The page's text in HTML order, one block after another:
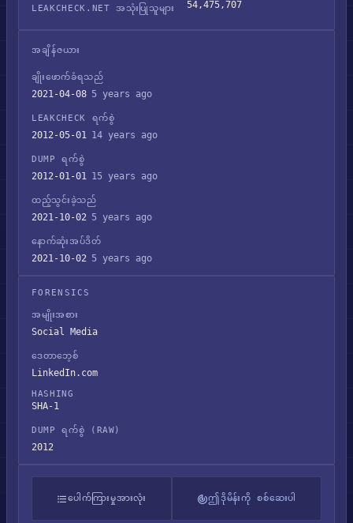
LEAKCHECK.NET အသုံးပြုသူများ 54,475,707
အချိန်ဇယား
ချိုးဖောက်ခံရသည်
2021-04-08 5 years ago
LEAKCHECK ရက်စွဲ
2012-05-01 14 years ago
DUMP ရက်စွဲ
2012-01-01 15 years ago
ထည့်သွင်းခဲ့သည်
2021-10-02 5 years ago
နောက်ဆုံးအပ်ဒိတ်
2021-10-02 5 years ago
FORENSICS
အမျိုးအစား
Social Media
ဒေတာဘေ့စ်
LinkedIn.com
HASHING
SHA-1
DUMP ရက်စွဲ (RAW)
2012
ပေါက်ကြားမှုအားလုံး ဤဒိုမိန်းကို စစ်ဆေးပါ